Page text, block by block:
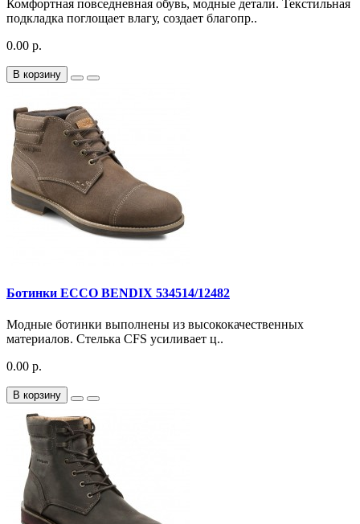
Комфортная повседневная обувь, модные детали. Текстильная
подкладка поглощает влагу, создает благопр..
0.00 р.
В корзину
Ботинки ECCO BENDIX 534514/12482
Модные ботинки выполнены из высококачественных
материалов. Стелька CFS усиливает ц..
0.00 р.
В корзину